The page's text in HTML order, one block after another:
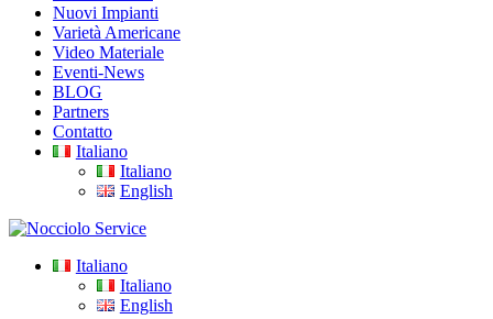
Nuovi Impianti
Varietà Americane
Video Materiale
Eventi-News
BLOG
Partners
Contatto
Italiano
Italiano
English
Italiano
Italiano
English